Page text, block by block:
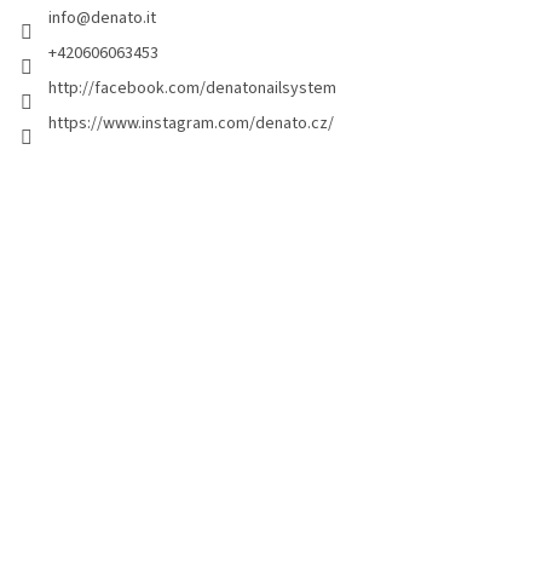
info@denato.it
+420606063453
http://facebook.com/denatonailsystem
https://www.instagram.com/denato.cz/